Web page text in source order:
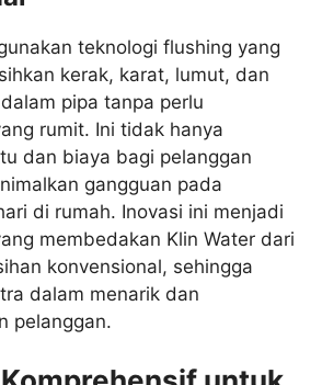
teknologi flushing yang
kerak, karat, lumut, dan
pipa tanpa perlu
rumit. Ini tidak hanya
dan biaya bagi pelanggan
gangguan pada
di rumah. Inovasi ini menjadi
membedakan Klin Water dari
konvensional, sehingga
dalam menarik dan
pelanggan.